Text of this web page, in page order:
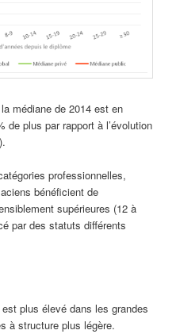
médiane de 2014 est en
de plus par rapport à l’évolution
professionnelles,
bénéficient de
supérieures (12 à
par des statuts différents
plus élevé dans les grandes
à structure plus légère.